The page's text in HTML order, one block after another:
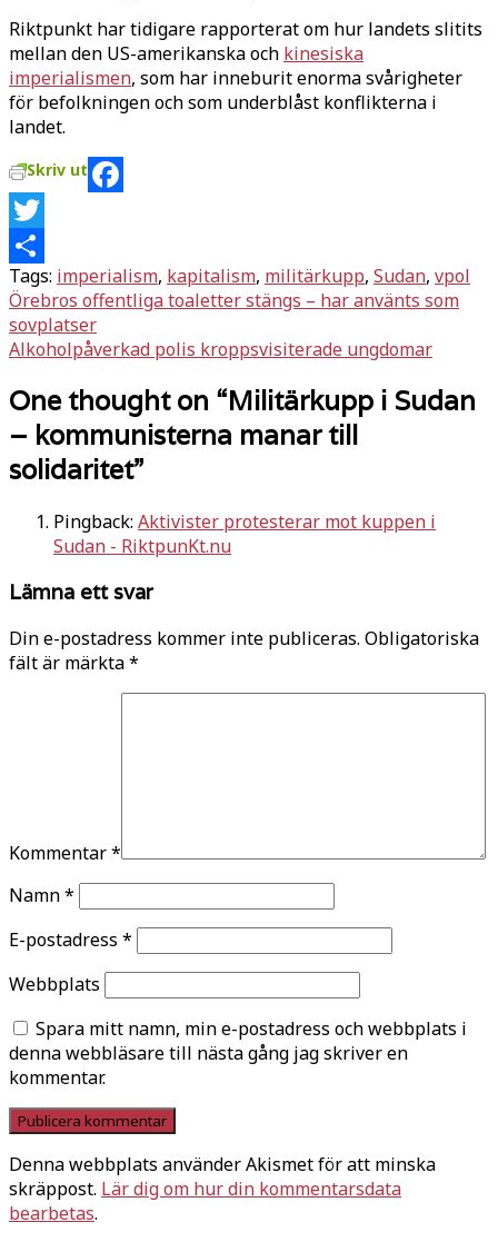
Riktpunkt har tidigare rapporterat om hur landets slitits
mellan den US-amerikanska och kinesiska
imperialismen, som har inneburit enorma svårigheter
för befolkningen och som underblåst konflikterna i
landet.
Skriv ut
Facebook
Twitter
Dela
Tags: imperialism, kapitalism, militärkupp, Sudan, vpol
Inläggsnavigering
Örebros offentliga toaletter stängs – har använts som
sovplatser
Alkoholpåverkad polis kroppsvisiterade ungdomar
One thought on “Militärkupp i Sudan
– kommunisterna manar till
solidaritet”
Pingback: Aktivister protesterar mot kuppen i
Sudan - RiktpunKt.nu
Lämna ett svar
Din e-postadress kommer inte publiceras. Obligatoriska
fält är märkta*
Kommentar*
Namn*
E-postadress *
Webbplats
Spara mitt namn, min e-postadress och webbplats i
denna webbläsare till nästa gång jag skriver en
kommentar.
Denna webbplats använder Akismet för att minska
skräppost. Lär dig om hur din kommentarsdata
bearbetas.